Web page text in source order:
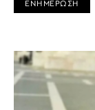
ΕΝΗΜΕΡΩΣΗ